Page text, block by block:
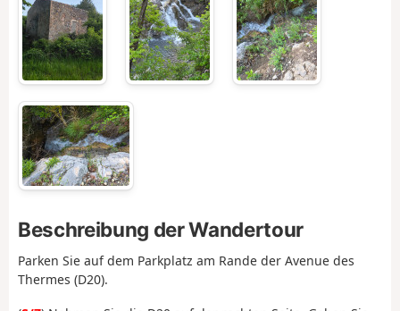
Beschreibung der Wandertour
Parken Sie auf dem Parkplatz am Rande der Avenue des
Thermes (D20).